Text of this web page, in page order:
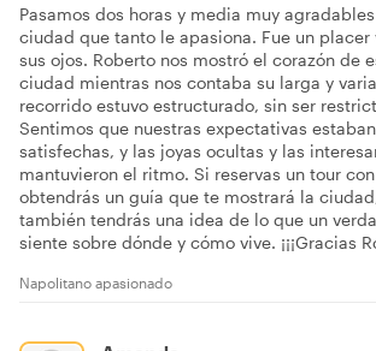
Pasamos dos horas y media muy
ciudad que tanto le apasiona. Fue un placer
sus ojos. Roberto nos mostró el corazón de
ciudad mientras nos contaba su larga y
recorrido estuvo estructurado, sin ser
Sentimos que nuestras expectativas
satisfechas, y las joyas ocultas y las
mantuvieron el ritmo. Si reservas un tour
obtendrás un guía que te mostrará la
también tendrás una idea de lo que un
siente sobre dónde y cómo vive. ¡¡¡Gracias
Napolitano apasionado